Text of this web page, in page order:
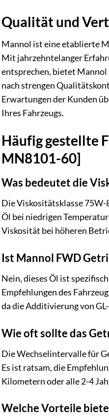
Qualität und
Mannol ist eine etablierte
Mit jahrzehntelanger
entsprechen, bietet Mannol
nach strengen
Erwartungen der Kunden
Ihres Fahrzeugs.
Häufig gestellte
MN8101-60]
Was bedeutet die
Die Viskositätsklasse 75W-
Öl bei niedrigen
Viskosität bei höheren
Ist Mannol FWD
Nein, dieses Öl ist
Empfehlungen des
da die Additivierung von
Wie oft sollte das
Die Wechselintervalle für
Es ist ratsam, die
Kilometern oder alle 2-4
Welche Vorteile